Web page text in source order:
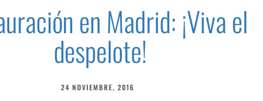
en Madrid: ¡Viva el
despelote!
24 NOVIEMBRE, 2016